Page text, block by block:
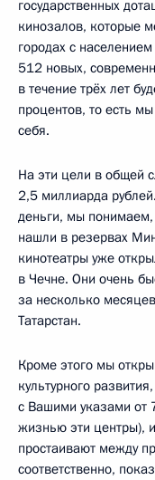
государственных
кинозалов, которые
городах с
512 новых,
в течение трёх лет
процентов, то есть
себя.
На эти цели в общей
2,5 миллиарда
деньги, мы понимаем,
нашли в резервах
кинотеатры уже
в Чечне. Они очень
за несколько
Татарстан.
Кроме этого мы
культурного
с Вашими указами от
жизнью эти центры),
простаивают между
соответственно,